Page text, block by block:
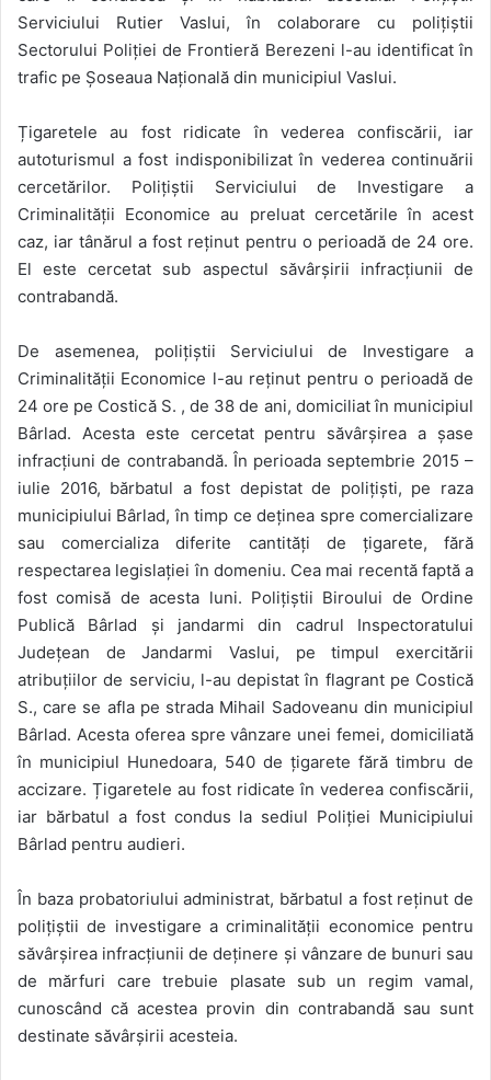
Serviciului Rutier Vaslui, în colaborare cu polițiștii
Sectorului Poliției de Frontieră Berezeni l-au identificat în
trafic pe Șoseaua Națională din municipiul Vaslui.
Țigaretele au fost ridicate în vederea confiscării, iar
autoturismul a fost indisponibilizat în vederea continuării
cercetărilor. Polițiștii Serviciului de Investigare a
Criminalității Economice au preluat cercetările în acest
caz, iar tânărul a fost reținut pentru o perioadă de 24 ore.
El este cercetat sub aspectul săvârșirii infracțiunii de
contrabandă.
De asemenea, polițiștii Serviciului de Investigare a
Criminalității Economice l-au reținut pentru o perioadă de
24 ore pe Costică S. , de 38 de ani, domiciliat în municipiul
Bârlad. Acesta este cercetat pentru săvârșirea a șase
infracțiuni de contrabandă. În perioada septembrie 2015 –
iulie 2016, bărbatul a fost depistat de polițiști, pe raza
municipiului Bârlad, în timp ce deținea spre comercializare
sau comercializa diferite cantități de țigarete, fără
respectarea legislației în domeniu. Cea mai recentă faptă a
fost comisă de acesta luni. Polițiștii Biroului de Ordine
Publică Bârlad și jandarmi din cadrul Inspectoratului
Județean de Jandarmi Vaslui, pe timpul exercitării
atribuțiilor de serviciu, l-au depistat în flagrant pe Costică
S., care se afla pe strada Mihail Sadoveanu din municipiul
Bârlad. Acesta oferea spre vânzare unei femei, domiciliată
în municipiul Hunedoara, 540 de țigarete fără timbru de
accizare. Țigaretele au fost ridicate în vederea confiscării,
iar bărbatul a fost condus la sediul Poliției Municipiului
Bârlad pentru audieri.
În baza probatoriului administrat, bărbatul a fost reținut de
polițiștii de investigare a criminalității economice pentru
săvârșirea infracțiunii de deținere și vânzare de bunuri sau
de mărfuri care trebuie plasate sub un regim vamal,
cunoscând că acestea provin din contrabandă sau sunt
destinate săvârșirii acesteia.